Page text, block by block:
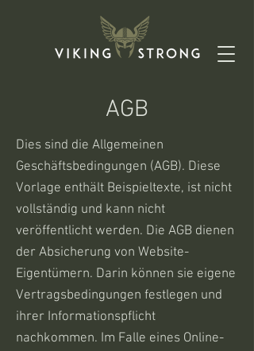
AGB
Dies sind die Allgemeinen
Geschäftsbedingungen (AGB). Diese
Vorlage enthält Beispieltexte, ist nicht
vollständig und kann nicht
veröffentlicht werden. Die AGB dienen
der Absicherung von Website-
Eigentümern. Darin können sie eigene
Vertragsbedingungen festlegen und
ihrer Informationspflicht
nachkommen. Im Falle eines Online-